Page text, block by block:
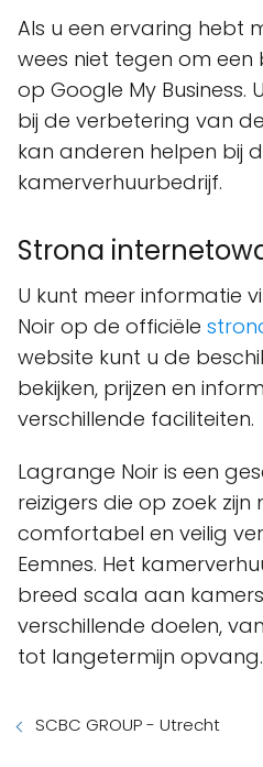
Als u een ervaring hebt
wees niet tegen om
op Google My Business.
bij de verbetering van
kan anderen helpen bij
kamerverhuurbedrijf.
Strona
U kunt meer informatie
Noir op de officiële
website kunt u de
bekijken, prijzen en
verschillende faciliteiten.
Lagrange Noir is een
reizigers die op zoek zijn
comfortabel en veilig
Eemnes. Het
breed scala aan
verschillende doelen,
tot langetermijn opvang.
SCBC GROUP - Utrecht